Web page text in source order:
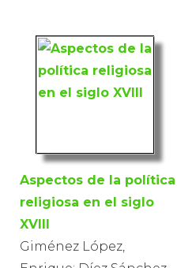
Aspectos de la política
religiosa en el siglo
XVIII
Giménez López,